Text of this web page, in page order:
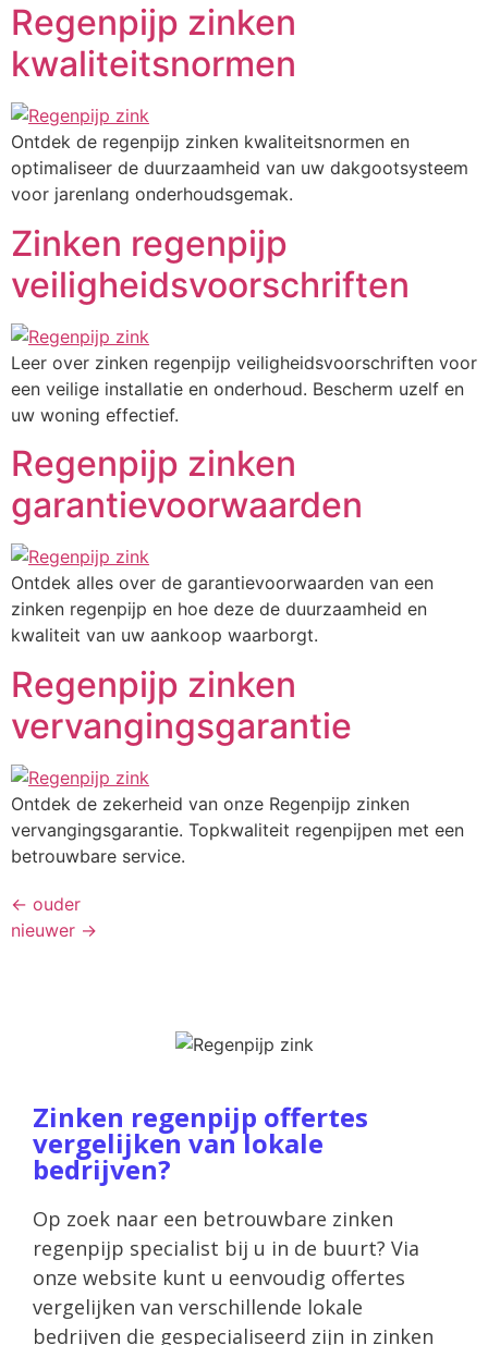
Regenpijp zinken
kwaliteitsnormen
Ontdek de regenpijp zinken kwaliteitsnormen en
optimaliseer de duurzaamheid van uw dakgootsysteem
voor jarenlang onderhoudsgemak.
Zinken regenpijp
veiligheidsvoorschriften
Leer over zinken regenpijp veiligheidsvoorschriften voor
een veilige installatie en onderhoud. Bescherm uzelf en
uw woning effectief.
Regenpijp zinken
garantievoorwaarden
Ontdek alles over de garantievoorwaarden van een
zinken regenpijp en hoe deze de duurzaamheid en
kwaliteit van uw aankoop waarborgt.
Regenpijp zinken
vervangingsgarantie
Ontdek de zekerheid van onze Regenpijp zinken
vervangingsgarantie. Topkwaliteit regenpijpen met een
betrouwbare service.
← ouder
nieuwer →
Zinken regenpijp offertes
vergelijken van lokale
bedrijven?
Op zoek naar een betrouwbare zinken
regenpijp specialist bij u in de buurt? Via
onze website kunt u eenvoudig offertes
vergelijken van verschillende lokale
bedrijven die gespecialiseerd zijn in zinken